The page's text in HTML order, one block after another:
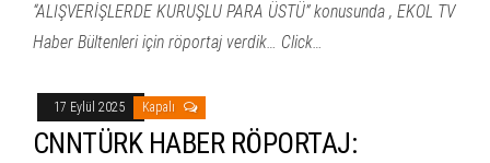
“ALIŞVERİŞLERDE KURUŞLU PARA ÜSTÜ” konusunda , EKOL TV
Haber Bültenleri için röportaj verdik… Click…
17 Eylül 2025 Kapalı
CNNTÜRK HABER RÖPORTAJ: